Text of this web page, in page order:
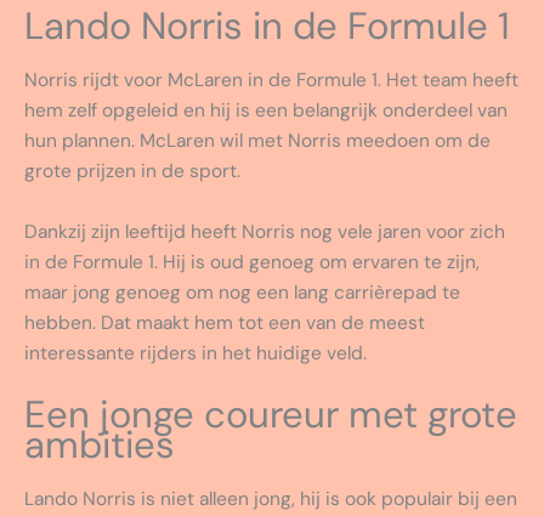
Lando Norris in de Formule 1
Norris rijdt voor McLaren in de Formule 1. Het team heeft
hem zelf opgeleid en hij is een belangrijk onderdeel van
hun plannen. McLaren wil met Norris meedoen om de
grote prijzen in de sport.
Dankzij zijn leeftijd heeft Norris nog vele jaren voor zich
in de Formule 1. Hij is oud genoeg om ervaren te zijn,
maar jong genoeg om nog een lang carrièrepad te
hebben. Dat maakt hem tot een van de meest
interessante rijders in het huidige veld.
Een jonge coureur met grote
ambities
Lando Norris is niet alleen jong, hij is ook populair bij een